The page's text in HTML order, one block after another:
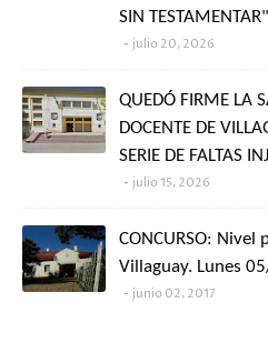
SIN TESTAMENTAR"
julio 20, 2026
QUEDÓ FIRME LA
DOCENTE DE
SERIE DE FALTAS
julio 15, 2026
CONCURSO: Nivel
Villaguay. Lunes
junio 02, 2017